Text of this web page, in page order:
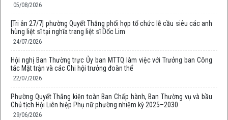
05/08/2026
[Tri ân 27/7] phường Quyết Thắng phối hợp tổ chức lễ cầu siêu các anh
hùng liệt sĩ tại nghĩa trang liệt sĩ Dốc Lim
24/07/2026
Hội nghị Ban Thường trực Ủy ban MTTQ làm việc với Trưởng ban Công
tác Mặt trận và các Chi hội trưởng đoàn thể
22/07/2026
Phường Quyết Thắng kiện toàn Ban Chấp hành, Ban Thường vụ và bầu
Chủ tịch Hội Liên hiệp Phụ nữ phường nhiệm kỳ 2025–2030
29/06/2026